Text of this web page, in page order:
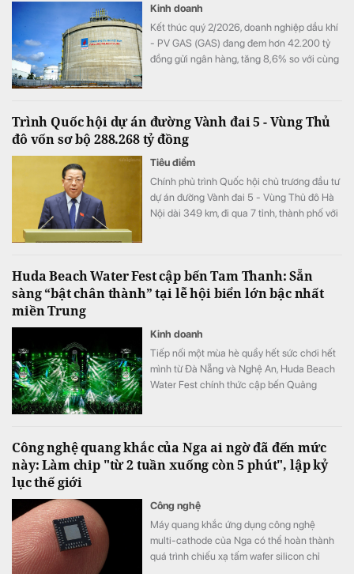
Kinh doanh
Kết thúc quý 2/2026, doanh nghiệp dầu khí
- PV GAS (GAS) đang đem hơn 42.200 tỷ
đồng gửi ngân hàng, tăng 8,6% so với cùng
Trình Quốc hội dự án đường Vành đai 5 - Vùng Thủ
đô vốn sơ bộ 288.268 tỷ đồng
Tiêu điểm
Chính phủ trình Quốc hội chủ trương đầu tư
dự án đường Vành đai 5 - Vùng Thủ đô Hà
Nội dài 349 km, đi qua 7 tỉnh, thành phố với
vùng.
Huda Beach Water Fest cập bến Tam Thanh: Sẵn
sàng “bật chân thành” tại lễ hội biển lớn bậc nhất
miền Trung
Kinh doanh
Tiếp nối một mùa hè quẩy hết sức chơi hết
mình từ Đà Nẵng và Nghệ An, Huda Beach
Water Fest chính thức cập bến Quảng
Công nghệ quang khắc của Nga ai ngờ đã đến mức
này: Làm chip "từ 2 tuần xuống còn 5 phút", lập kỷ
lục thế giới
Công nghệ
Máy quang khắc ứng dụng công nghệ
multi-cathode của Nga có thể hoàn thành
quá trình chiếu xạ tấm wafer silicon chỉ